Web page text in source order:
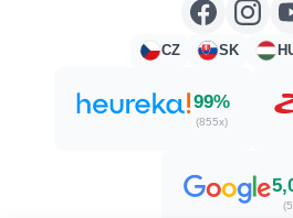
CZ SK
99%
(855x)